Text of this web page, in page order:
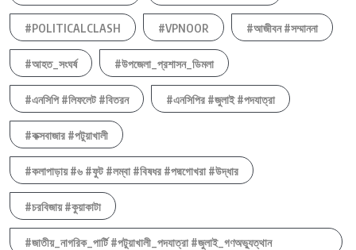
#POLITICALCLASH #VPNOOR #আজীবন #সম্মাননা
#আহত_সংঘর্ষ #উপজেলা_প্রশাসন_ডিমলা
#এনসিপি #লিফলেট #বিতরন #এনসিপির #জুলাই #পদযাত্রা
#কক্সবাজার #পটুয়াখালী
#কলাপাড়ায় #৬ #ফুট #লম্বা #বিষধর #পদ্মগোখরা #উদ্ধার
#চরবিজায় #কুয়াকাটা
#জাতীয়_নাগরিক_পার্টি #পটুয়াখালী_পদযাত্রা #জুলাই_গণঅভ্যুত্থান